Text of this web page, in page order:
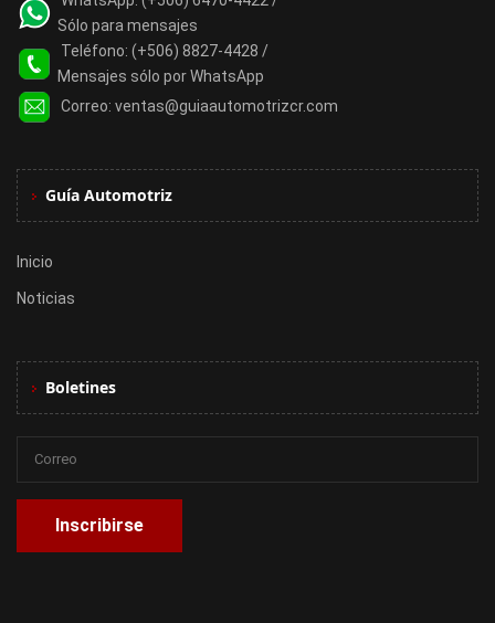
Sólo para mensajes
Teléfono: (+506) 8827-4428 /
Mensajes sólo por WhatsApp
Correo: ventas@guiaautomotrizcr.com
Guía Automotriz
Inicio
Noticias
Boletines